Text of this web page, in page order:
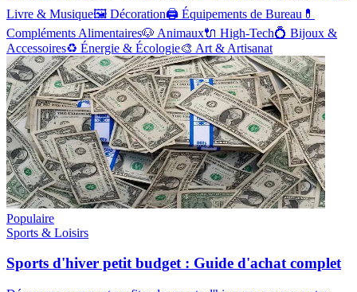
Livre & Musique🖼️ Décoration🖨️ Équipements de Bureau 💊
Compléments Alimentaires🐶 Animaux🔌 High-Tech💍 Bijoux &
Accessoires♻️ Énergie & Écologie🎨 Art & Artisanat
Populaire
Sports & Loisirs
Sports d'hiver petit budget : Guide d'achat complet